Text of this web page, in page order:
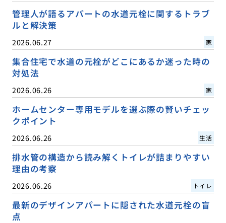
管理人が語るアパートの水道元栓に関するトラブ
ルと解決策
2026.06.27 家
集合住宅で水道の元栓がどこにあるか迷った時の
対処法
2026.06.26 家
ホームセンター専用モデルを選ぶ際の賢いチェッ
クポイント
2026.06.26 生活
排水管の構造から読み解くトイレが詰まりやすい
理由の考察
2026.06.26 トイレ
最新のデザインアパートに隠された水道元栓の盲
点